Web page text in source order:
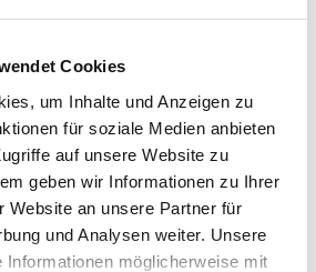
Cookies
um Inhalte und Anzeigen zu
für soziale Medien anbieten
auf unsere Website zu
geben wir Informationen zu Ihrer
Website an unsere Partner für
und Analysen weiter. Unsere
Informationen möglicherweise mit
Palettenwickler mit hufeisenförmigem Drehteller
€